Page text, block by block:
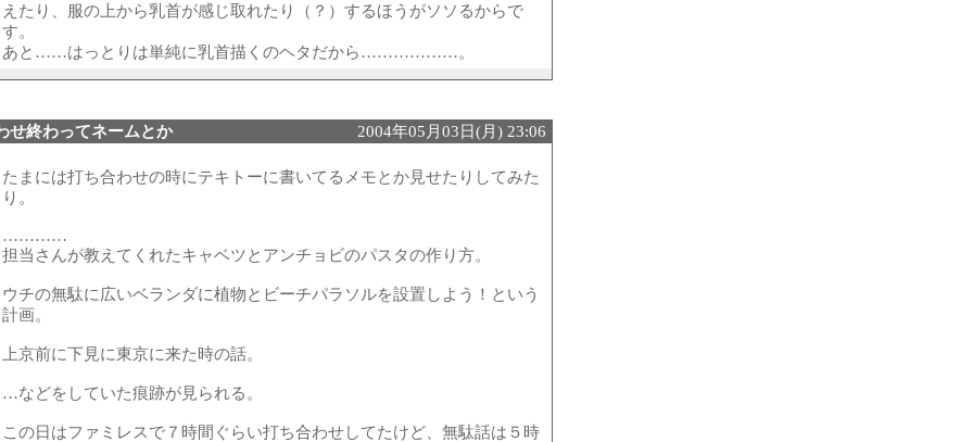
えたり、服の上から乳首が感じ取れたり（？）するほうがソソるからで
す。
あと……はっとりは単純に乳首描くのヘタだから………………。
せ終わってネームとか 2004年05月03日(月) 23:06
たまには打ち合わせの時にテキトーに書いてるメモとか見せたりしてみた
り。
…………
担当さんが教えてくれたキャベツとアンチョビのパスタの作り方。
ウチの無駄に広いベランダに植物とビーチパラソルを設置しよう！という
計画。
上京前に下見に東京に来た時の話。
…などをしていた痕跡が見られる。
この日はファミレスで７時間ぐらい打ち合わせしてたけど、無駄話は５時